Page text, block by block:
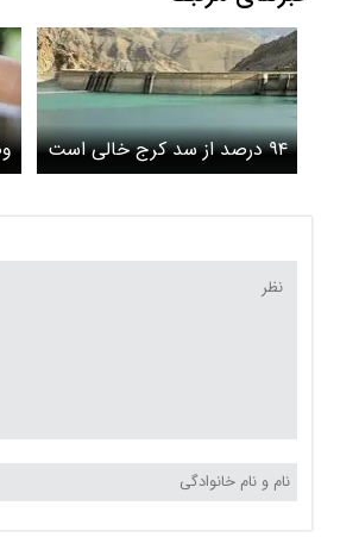
۹۴ درصد از سد کرج خالی است